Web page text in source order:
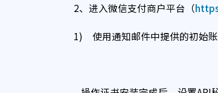
2、进入微信支付商户平台（
1) 使用通知邮件中提供的初始账